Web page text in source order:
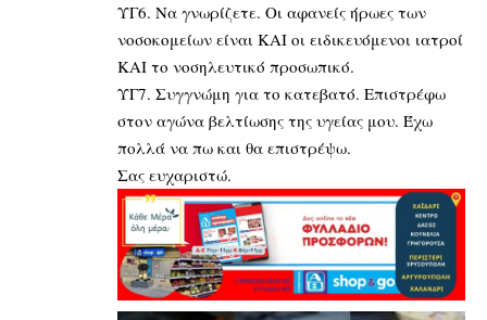
ΥΓ6. Να γνωρίζετε. Οι αφανείς ήρωες των
νοσοκομείων είναι ΚΑΙ οι ειδικευόμενοι ιατροί
ΚΑΙ το νοσηλευτικό προσωπικό.
ΥΓ7. Συγγνώμη για το κατεβατό. Επιστρέφω
στον αγώνα βελτίωσης της υγείας μου. Έχω
πολλά να πω και θα επιστρέψω.
Σας ευχαριστώ.